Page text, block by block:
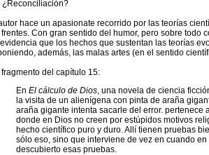
¿Reconciliación?
hace un apasionate recorrido por las teorías
frentes. Con gran sentido del humor, pero sobre
que los hechos que sustentan las teorías
además, las malas artes (en el sentido
fragmento del capítulo 15:
En El cálculo de Dios, una novela de ciencia
la visita de un alienígena con pinta de araña
araña gigante intenta sacarle del error.
donde en Dios no creen por estúpidos motivos
hecho científico puro y duro. Allí tienen pruebas
sólo eso, sino que interviene de vez en cuando
descubierto esas pruebas.